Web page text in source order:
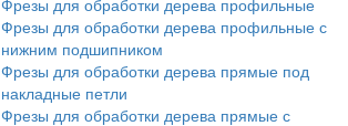
Фрезы для обработки дерева профильные
Фрезы для обработки дерева профильные с
нижним подшипником
Фрезы для обработки дерева прямые под
накладные петли
Фрезы для обработки дерева прямые с